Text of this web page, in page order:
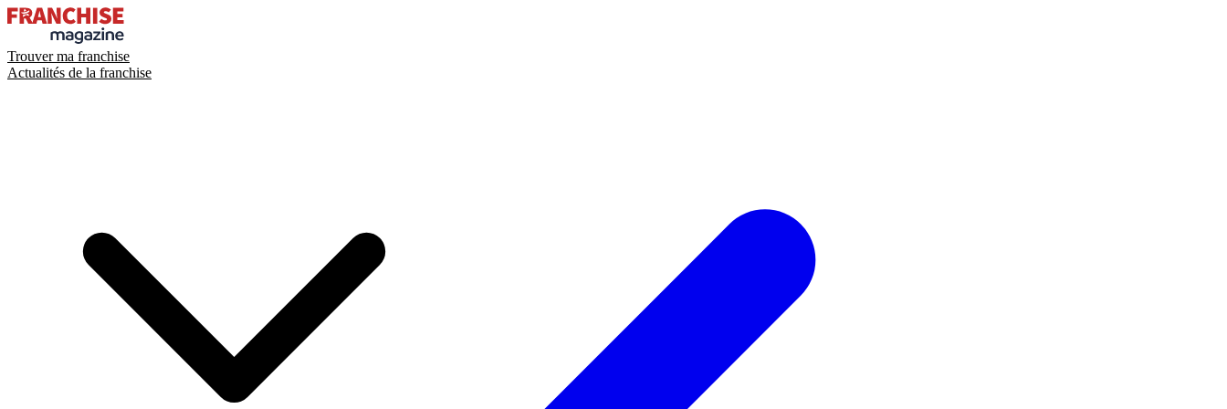
Trouver ma franchise
Actualités de la franchise